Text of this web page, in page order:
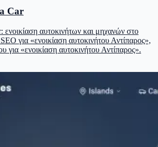
Car
αυτοκινήτων και μηχανών στο
για «ενοικίαση αυτοκινήτου Αντίπαρος»,
για «ενοικίαση αυτοκινήτου Αντίπαρος».